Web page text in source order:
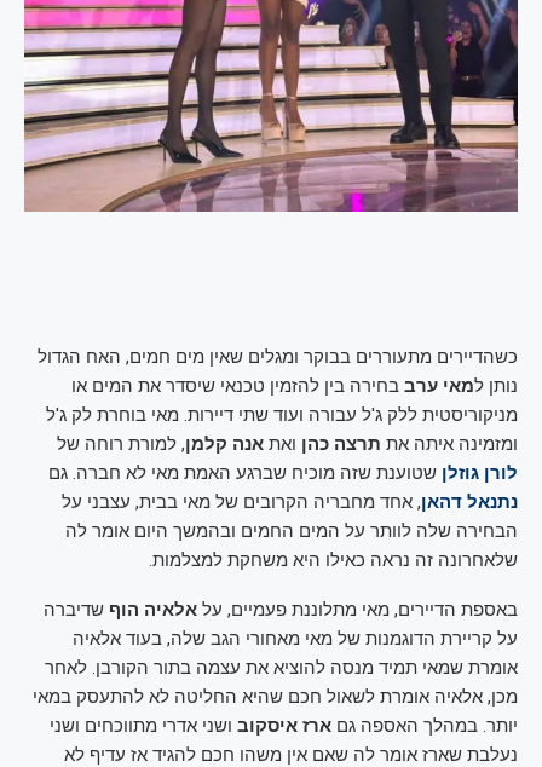
כשהדיירים מתעוררים בבוקר ומגלים שאין מים חמים, האח הגדול
נותן למאי ערב בחירה בין להזמין טכנאי שיסדר את המים או
מניקוריסטית ללק ג'ל עבורה ועוד שתי דיירות. מאי בוחרת לק ג'ל
ומזמינה איתה את תרצה כהן ואת אנה קלמן, למורת רוחה של
לורן גוזלן שטוענת שזה מוכיח שברגע האמת מאי לא חברה. גם
נתנאל דהאן, אחד מחבריה הקרובים של מאי בבית, עצבני על
הבחירה שלה לוותר על המים החמים ובהמשך היום אומר לה
שלאחרונה זה נראה כאילו היא משחקת למצלמות.
באספת הדיירים, מאי מתלוננת פעמיים, על אלאיה הוף שדיברה
על קריירת הדוגמנות של מאי מאחורי הגב שלה, בעוד אלאיה
אומרת שמאי תמיד מנסה להוציא את עצמה בתור הקורבן. לאחר
מכן, אלאיה אומרת לשאול חכם שהיא החליטה לא להתעסק במאי
יותר. במהלך האספה גם ארז איסקוב ושני אדרי מתווכחים ושני
נעלבת שארז אומר לה שאם אין משהו חכם להגיד אז עדיף לא